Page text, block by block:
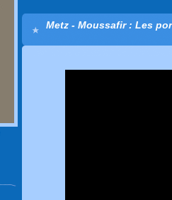
Metz - Moussafir : Les